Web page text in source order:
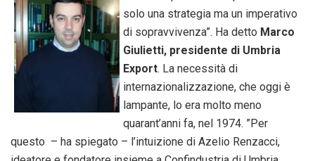
solo una strategia ma un imperativo
di sopravvivenza”. Ha detto Marco
Giulietti, presidente di Umbria
Export. La necessità di
internazionalizzazione, che oggi è
lampante, lo era molto meno
quarant’anni fa, nel 1974. ”Per
questo – ha spiegato – l’intuizione di Azelio Renzacci,